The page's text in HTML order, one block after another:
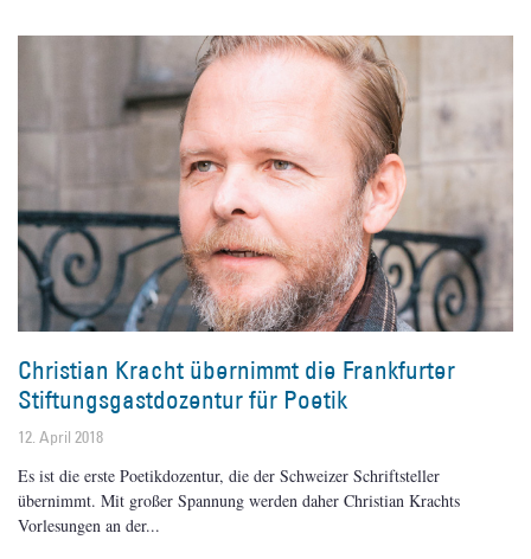
Christian Kracht übernimmt die Frankfurter
Stiftungsgastdozentur für Poetik
12. April 2018
Es ist die erste Poetikdozentur, die der Schweizer Schriftsteller
übernimmt. Mit großer Spannung werden daher Christian Krachts
Vorlesungen an der